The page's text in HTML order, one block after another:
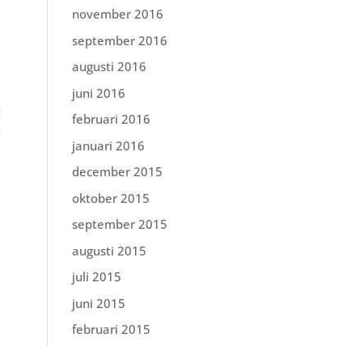
november 2016
september 2016
augusti 2016
juni 2016
februari 2016
januari 2016
december 2015
oktober 2015
september 2015
augusti 2015
juli 2015
juni 2015
februari 2015